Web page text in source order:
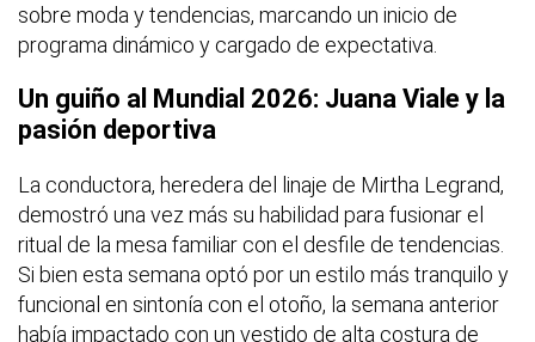
sobre moda y tendencias, marcando un inicio de
programa dinámico y cargado de expectativa.
Un guiño al Mundial 2026: Juana Viale y la
pasión deportiva
La conductora, heredera del linaje de Mirtha Legrand,
demostró una vez más su habilidad para fusionar el
ritual de la mesa familiar con el desfile de tendencias.
Si bien esta semana optó por un estilo más tranquilo y
funcional en sintonía con el otoño, la semana anterior
había impactado con un vestido de alta costura de